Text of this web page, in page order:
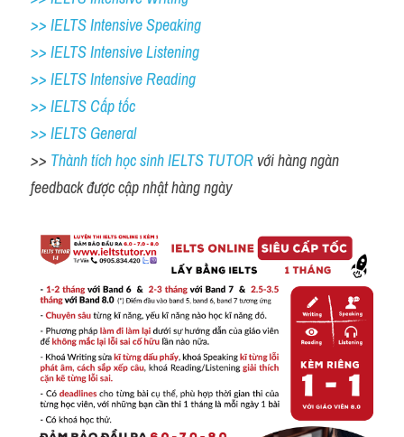
>> IELTS Intensive Speaking
>> IELTS Intensive Listening
>> IELTS Intensive Reading
>> IELTS Cấp tốc
>> IELTS General
>> Thành tích học sinh IELTS TUTOR với hàng ngàn
feedback được cập nhật hàng ngày